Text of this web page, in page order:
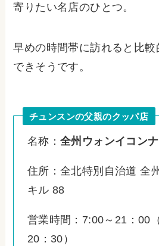
寄りたい名店のひとつ。
早めの時間帯に訪れると比
できそうです。
チュンスンの父親のクッパ店
名称： 全州ウォンイコン
住所：全北特別自治道 全
キル 88
営業時間：7:00～21：00
20：30）